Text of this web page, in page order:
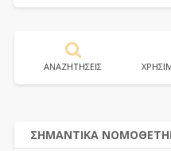
ΑΝΑΖΗΤΗΣΕΙΣ
ΣΗΜΑΝΤΙΚΑ